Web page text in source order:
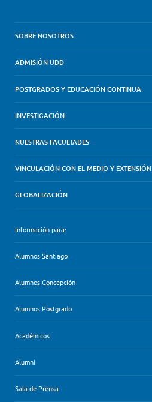
SOBRE NOSOTROS
ADMISIÓN UDD
POSTGRADOS Y EDUCACIÓN CONTINUA
INVESTIGACIÓN
NUESTRAS FACULTADES
VINCULACIÓN CON EL MEDIO Y EXTENSIÓN
GLOBALIZACIÓN
Información para:
Alumnos Santiago
Alumnos Concepción
Alumnos Postgrado
Académicos
Alumni
Sala de Prensa